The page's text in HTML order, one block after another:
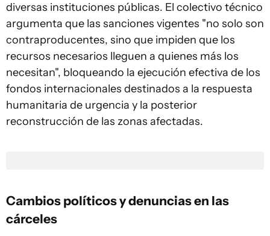
diversas instituciones públicas. El colectivo técnico
argumenta que las sanciones vigentes "no solo son
contraproducentes, sino que impiden que los
recursos necesarios lleguen a quienes más los
necesitan", bloqueando la ejecución efectiva de los
fondos internacionales destinados a la respuesta
humanitaria de urgencia y la posterior
reconstrucción de las zonas afectadas.
Cambios políticos y denuncias en las
cárceles